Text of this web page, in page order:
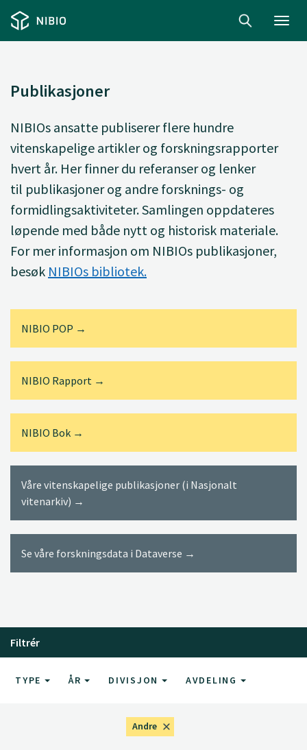
Publikasjoner
NIBIOs ansatte publisererflere hundre
vitenskapelige artikler og forskningsrapporter
hvert år. Her finner du referanser og lenker
til publikasjoner og andre forsknings- og
formidlingsaktiviteter. Samlingen oppdateres
løpende med både nytt og historisk materiale.
For mer informasjon om NIBIOs publikasjoner,
besøk NIBIOs bibliotek.
NIBIO POP →
NIBIO Rapport →
NIBIO Bok →
Våre vitenskapelige publikasjoner (i Nasjonalt
vitenarkiv) →
Se våre forskningsdata i Dataverse →
Filtrér
TYPE ÅR DIVISJON AVDELING
Andre